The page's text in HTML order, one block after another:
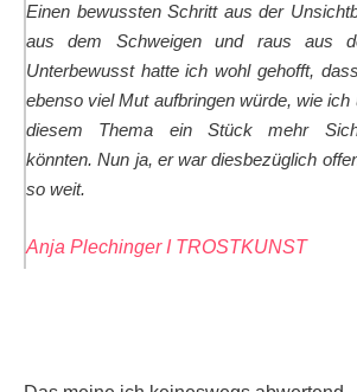
Einen bewussten Schritt aus der
aus dem Schweigen und raus aus
Unterbewusst hatte ich wohl gehofft,
ebenso viel Mut aufbringen würde, wie
diesem Thema ein Stück mehr
könnten. Nun ja, er war diesbezüglich
so weit.
Anja Plechinger I TROSTKUNST